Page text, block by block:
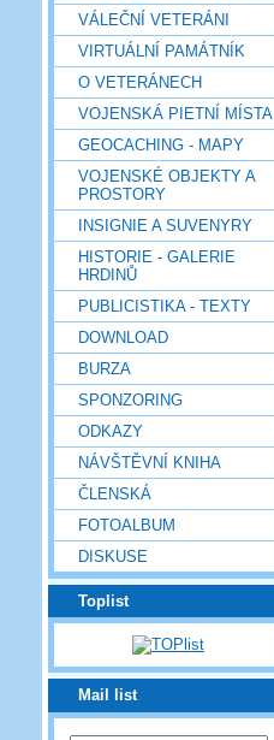
VÁLEČNÍ VETERÁNI
VIRTUÁLNÍ PAMÁTNÍK
O VETERÁNECH
VOJENSKÁ PIETNÍ MÍSTA
GEOCACHING - MAPY
VOJENSKÉ OBJEKTY A
PROSTORY
INSIGNIE A SUVENYRY
HISTORIE - GALERIE
HRDINŮ
PUBLICISTIKA - TEXTY
DOWNLOAD
BURZA
SPONZORING
ODKAZY
NÁVŠTĚVNÍ KNIHA
ČLENSKÁ
FOTOALBUM
DISKUSE
Toplist
Mail list